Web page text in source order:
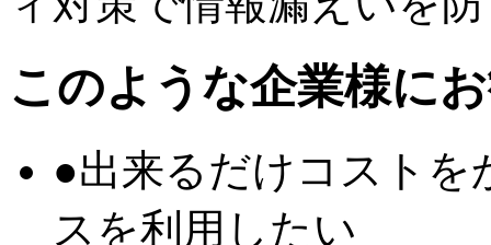
このような企業様に
●出来るだけコストを
スを利用したい